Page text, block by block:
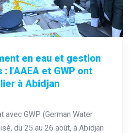
en eau et gestion
l’AAEA et GWP ont
à Abidjan
avec GWP (German Water
du 25 au 26 août, à Abidjan